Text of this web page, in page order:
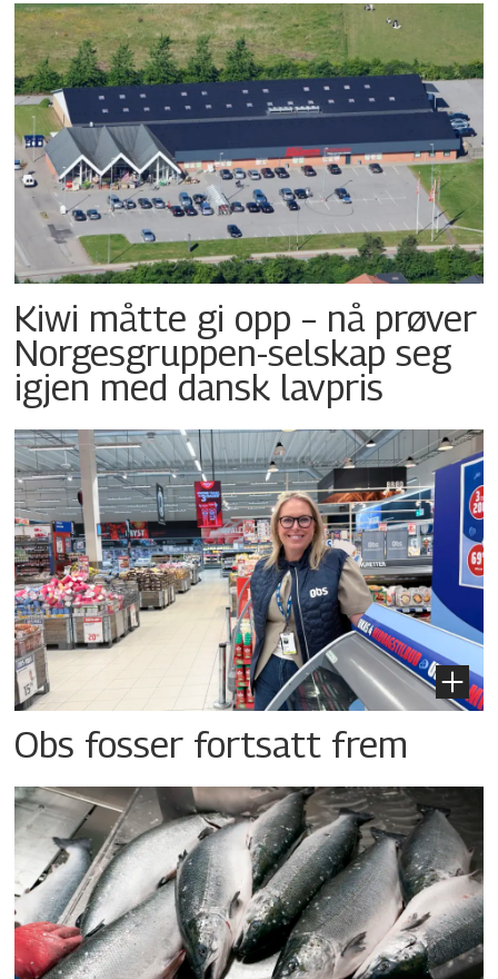
Kiwi måtte gi opp – nå prøver
Norgesgruppen-selskap seg
igjen med dansk lavpris
Obs fosser fortsatt frem